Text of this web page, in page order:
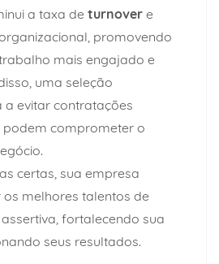
a taxa de turnover e
promovendo
mais engajado e
uma seleção
evitar contratações
podem comprometer o
certas, sua empresa
melhores talentos de
fortalecendo sua
seus resultados.